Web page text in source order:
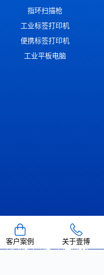
客户案例 关于壹博
指环扫描枪
工业标签打印机
便携标签打印机
工业平板电脑
号 | Copyright ©
版权所有 | 唯一官方网站：